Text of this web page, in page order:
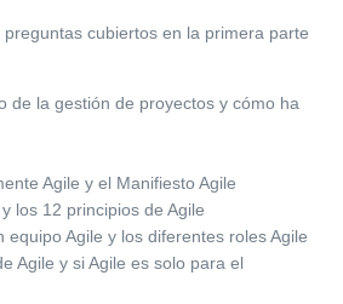
cubiertos en la primera parte
de la gestión de proyectos y cómo ha
Agile y el Manifiesto Agile
los 12 principios de Agile
equipo Agile y los diferentes roles Agile
Agile y si Agile es solo para el